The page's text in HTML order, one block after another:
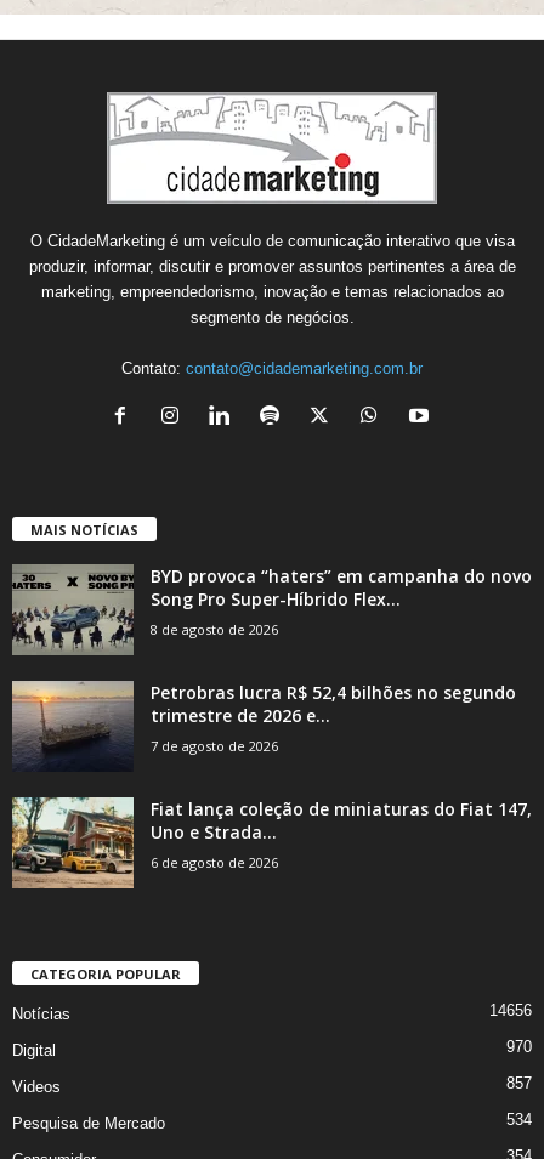
O CidadeMarketing é um veículo de comunicação interativo que visa
produzir, informar, discutir e promover assuntos pertinentes a área de
marketing, empreendedorismo, inovação e temas relacionados ao
segmento de negócios.
Contato: contato@cidademarketing.com.br
MAIS NOTÍCIAS
BYD provoca “haters” em campanha do novo
Song Pro Super-Híbrido Flex...
8 de agosto de 2026
Petrobras lucra R$ 52,4 bilhões no segundo
trimestre de 2026 e...
7 de agosto de 2026
Fiat lança coleção de miniaturas do Fiat 147,
Uno e Strada...
6 de agosto de 2026
CATEGORIA POPULAR
Notícias 14656
Digital 970
Videos 857
Pesquisa de Mercado 534